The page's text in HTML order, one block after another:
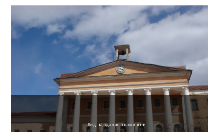
Вид на здание в наши дни